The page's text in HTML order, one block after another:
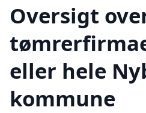
Oversigt
eller hele
kommune